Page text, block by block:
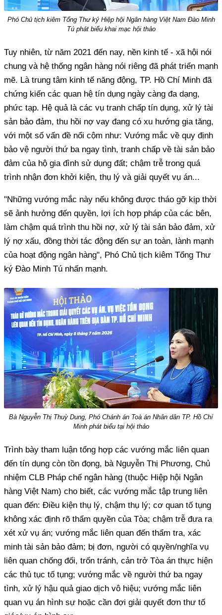
Phó Chủ tịch kiêm Tổng Thư ký Hiệp hội Ngân hàng Việt Nam Đào Minh
Tú phát biểu khai mạc hội thảo
Tuy nhiên, từ năm 2021 đến nay, nền kinh tế - xã hội nói
chung và hệ thống ngân hàng nói riêng đã phát triển mạnh
mẽ. Là trung tâm kinh tế năng động, TP. Hồ Chí Minh đã
chứng kiến các quan hệ tín dụng ngày càng đa dạng,
phức tạp. Hệ quả là các vụ tranh chấp tín dụng, xử lý tài
sản bảo đảm, thu hồi nợ vay đang có xu hướng gia tăng,
với một số vấn đề nổi cộm như: Vướng mắc về quy định
bảo vệ người thứ ba ngay tình, tranh chấp về tài sản bảo
đảm của hộ gia đình sử dụng đất; chậm trễ trong quá
trình nhận đơn khởi kiện, thụ lý và giải quyết vụ án...
"Những vướng mắc này nếu không được tháo gỡ kịp thời
sẽ ảnh hưởng đến quyền, lợi ích hợp pháp của các bên,
làm chậm quá trình thu hồi nợ, xử lý tài sản bảo đảm, xử
lý nợ xấu, đồng thời tác động đến sự an toàn, lành mạnh
của hoạt động ngân hàng", Phó Chủ tịch kiêm Tổng Thư
ký Đào Minh Tú nhấn mạnh.
Bà Nguyễn Thị Thuỳ Dung, Phó Chánh án Toà án Nhân dân TP. Hồ Chí
Minh phát biểu tại hội thảo
Trình bày tham luận tổng hợp các vướng mắc liên quan
đến tín dụng còn tồn đọng, bà Nguyễn Thị Phương, Chủ
nhiệm CLB Pháp chế ngân hàng (thuộc Hiệp hội Ngân
hàng Việt Nam) cho biết, các vướng mắc tập trung liên
quan đến: Điều kiện thụ lý, chậm thụ lý; cơ quan tố tụng
không xác định rõ thẩm quyền của Tòa; chậm trễ đưa ra
xét xử vụ án; vướng mắc liên quan đến thẩm tra, xác
minh tài sản bảo đảm; bị đơn, người có quyền/nghĩa vụ
liên quan chống đối, trốn tránh, cản trở Tòa án thực hiện
các thủ tục tố tụng; vướng mắc về người thứ ba ngay
tình, xử lý hậu quả giao dịch vô hiệu; vướng mắc liên
quan vụ án hình sự hoặc cần đợi giải quyết đơn thư tố